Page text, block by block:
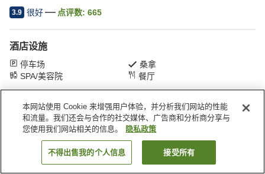
3.9 很好 点评数: 665
酒店设施
停车场
桑拿
SPA/美容院
餐厅
首页 日本 大阪府 吹田 江坂克莱顿酒店
搜索客房
本网站使用 Cookie 来增强用户体验，并分析我们网站的性能
和流量。我们还会与合作的社交媒体、广告商和分析商分享与
您使用我们网站相关的信息。
隐私政策
不得出售我的个人信息 接受所有